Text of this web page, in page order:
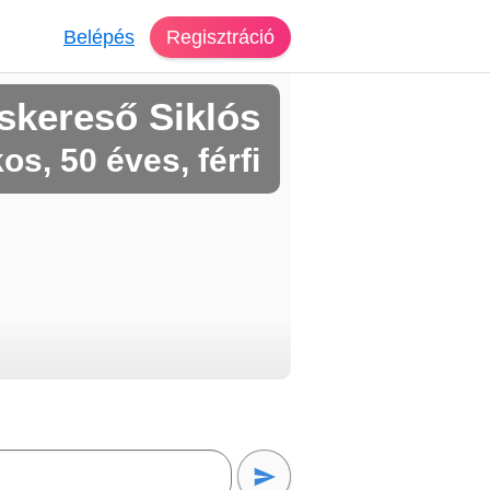
Belépés Regisztráció
Siklós
50 éves, férfi